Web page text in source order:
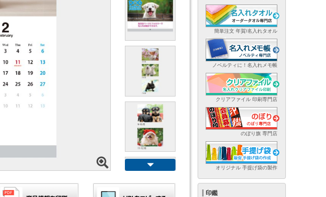
簡単注文 年賀/名入れタオル
ノベルティに！名入れメモ帳
クリアファイル 印刷専門店
のぼり旗 専門店
オリジナル 手提げ袋の製作
印鑑